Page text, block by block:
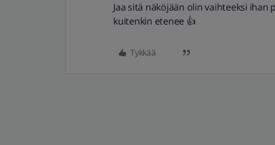
Jaa sitä näköjään olin vaihteeksi
kuitenkin etenee 👍
Tykkää